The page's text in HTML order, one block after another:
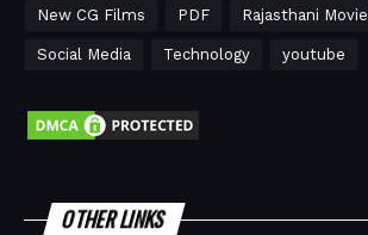
New CG Films PDF Rajasthani Movie
Social Media Technology youtube
OTHER LINKS